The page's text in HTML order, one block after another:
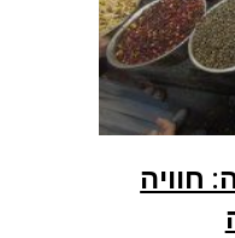
חוויה